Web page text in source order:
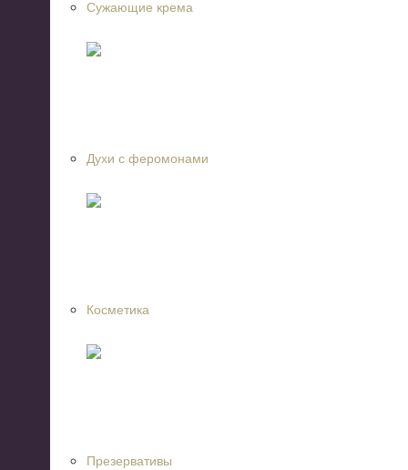
Сужающие крема
Духи с феромонами
Косметика
Презервативы